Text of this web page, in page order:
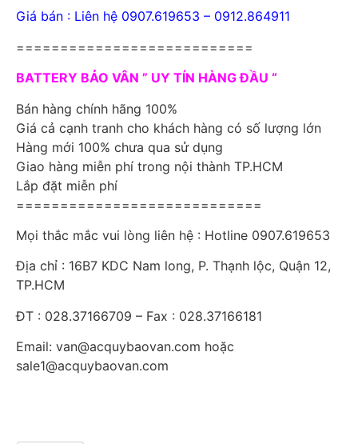
Giá bán : Liên hệ 0907.619653 – 0912.864911
===========================
BATTERY BẢO VÂN ” UY TÍN HÀNG ĐẦU “
Bán hàng chính hãng 100%
Giá cả cạnh tranh cho khách hàng có số lượng lớn
Hàng mới 100% chưa qua sử dụng
Giao hàng miễn phí trong nội thành TP.HCM
Lắp đặt miễn phí
============================
Mọi thắc mắc vui lòng liên hệ : Hotline 0907.619653
Địa chỉ : 16B7 KDC Nam long, P. Thạnh lộc, Quận 12,
TP.HCM
ĐT : 028.37166709 – Fax : 028.37166181
Email: van@acquybaovan.com hoặc
sale1@acquybaovan.com